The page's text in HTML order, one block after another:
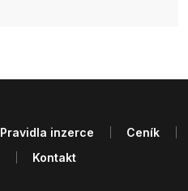
Pravidla inzerce
Ceník
Kontakt